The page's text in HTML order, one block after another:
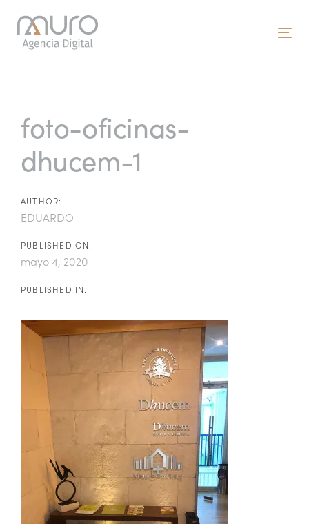
links
primary
contentfoto-oficinas-
dhucem-1
AUTHOR:
EDUARDO
PUBLISHED ON:
mayo 4, 2020
PUBLISHED IN:
navigation